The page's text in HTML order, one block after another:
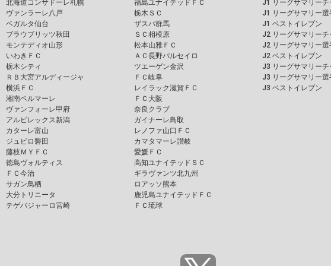
北海道コンサドーレ札幌
ヴァンラーレ八戸
ベガルタ仙台
ブラウブリッツ秋田
モンテディオ山形
いわきＦＣ
栃木シティ
ＲＢ大宮アルディージャ
横浜ＦＣ
湘南ベルマーレ
ヴァンフォーレ甲府
アルビレックス新潟
カターレ富山
ジュビロ磐田
藤枝ＭＹＦＣ
徳島ヴォルティス
ＦＣ今治
サガン鳥栖
大分トリニータ
テゲバジャーロ宮崎
福島ユナイテッドＦＣ
栃木ＳＣ
ザスパ群馬
ＳＣ相模原
松本山雅ＦＣ
ＡＣ長野パルセイロ
ツエーゲン金沢
ＦＣ岐阜
レイラック滋賀ＦＣ
ＦＣ大阪
奈良クラブ
ガイナーレ鳥取
レノファ山口ＦＣ
カマタマーレ讃岐
愛媛ＦＣ
高知ユナイテッドＳＣ
ギラヴァンツ北九州
ロアッソ熊本
鹿児島ユナイテッドＦＣ
ＦＣ琉球
J1 リーグサマリーチ
J1 リーグサマリー選
J1 ベストイレブン
J2 リーグサマリーチ
J2 リーグサマリー選
J2 ベストイレブン
J3 リーグサマリーチ
J3 リーグサマリー選
J3 ベストイレブン